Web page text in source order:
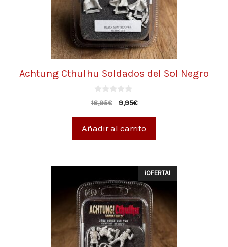
Achtung Cthulhu Soldados del Sol Negro
0
d
16,95€ 9,95€
Añadir al carrito
¡OFERTA!